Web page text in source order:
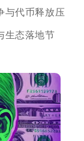
与代币释放压
生态落地节